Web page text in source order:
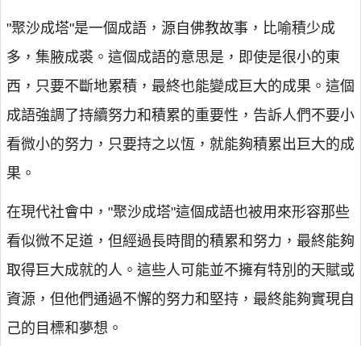
"聚沙成塔"是一個成語，源自佛教故事，比喻積少成
多，集腋成裘。這個成語的意思是，即使是很小的東
西，只要不斷地累積，最終也能變成巨大的成果。這個
成語強調了持續努力和積累的重要性，告訴人們不要小
看微小的努力，只要持之以恆，就能夠積累出巨大的成
果。
在現代社會中，"聚沙成塔"這個成語也被用來形容那些
看似微不足道，但經過長時間的積累和努力，最終能夠
取得巨大成就的人。這些人可能並不擁有特別的天賦或
資源，但他們通過不懈的努力和堅持，最終能夠實現自
己的目標和夢想。